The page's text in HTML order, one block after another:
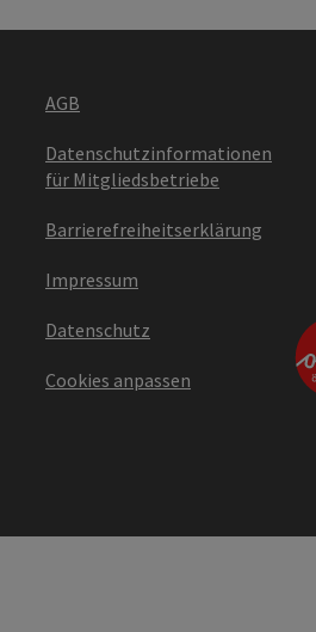
AGB
Datenschutzinformationen
für Mitgliedsbetriebe
Barrierefreiheitserklärung
Impressum
Datenschutz
Cookies anpassen